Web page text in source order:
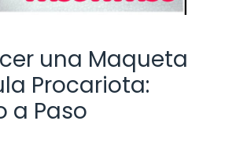
una Maqueta
Procariota:
a Paso